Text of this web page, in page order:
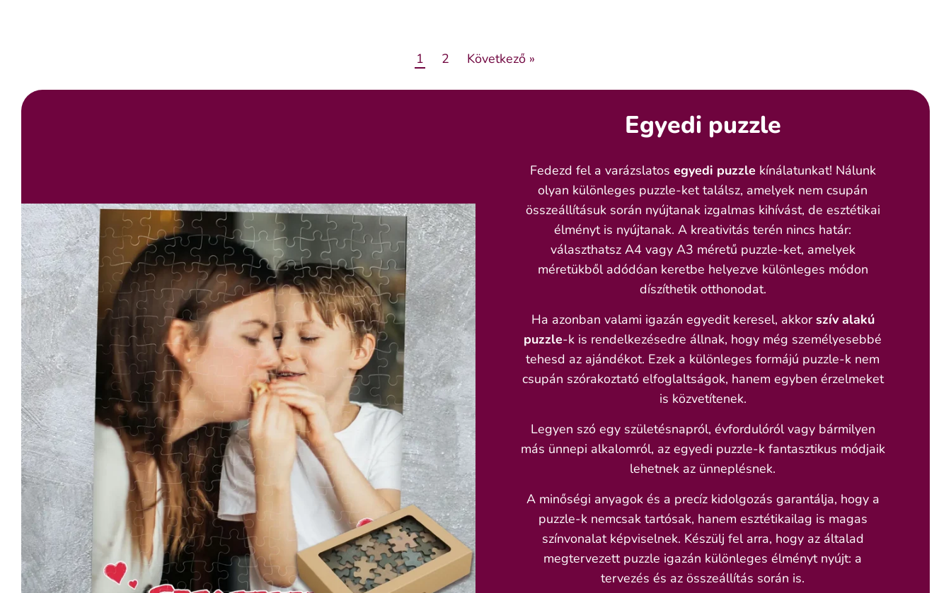
1 2 Következő »
Egyedi puzzle
Fedezd fel a varázslatos egyedi puzzle kínálatunkat! Nálunk
olyan különleges puzzle-ket találsz, amelyek nem csupán
összeállításuk során nyújtanak izgalmas kihívást, de esztétikai
élményt is nyújtanak. A kreativitás terén nincs határ:
választhatsz A4 vagy A3 méretű puzzle-ket, amelyek
méretükből adódóan keretbe helyezve különleges módon
díszíthetik otthonodat.
Ha azonban valami igazán egyedit keresel, akkorszív alakú
puzzle-k is rendelkezésedre állnak, hogy még személyesebbé
tehesd az ajándékot. Ezek a különleges formájú puzzle-k nem
csupán szórakoztató elfoglaltságok, hanem egyben érzelmeket
is közvetítenek.
Legyen szó egy születésnapról, évfordulóról vagy bármilyen
más ünnepi alkalomról, az egyedi puzzle-k fantasztikus módjaik
lehetnek az ünneplésnek.
A minőségi anyagok és a precíz kidolgozás garantálja, hogy a
puzzle-k nemcsak tartósak, hanem esztétikailag is magas
színvonalat képviselnek. Készülj fel arra, hogy az általad
megtervezett puzzle igazán különleges élményt nyújt: a
tervezés és az összeállítás során is.